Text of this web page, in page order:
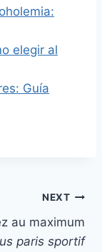
elegir al
Guía
NEXT
au maximum
paris sportif